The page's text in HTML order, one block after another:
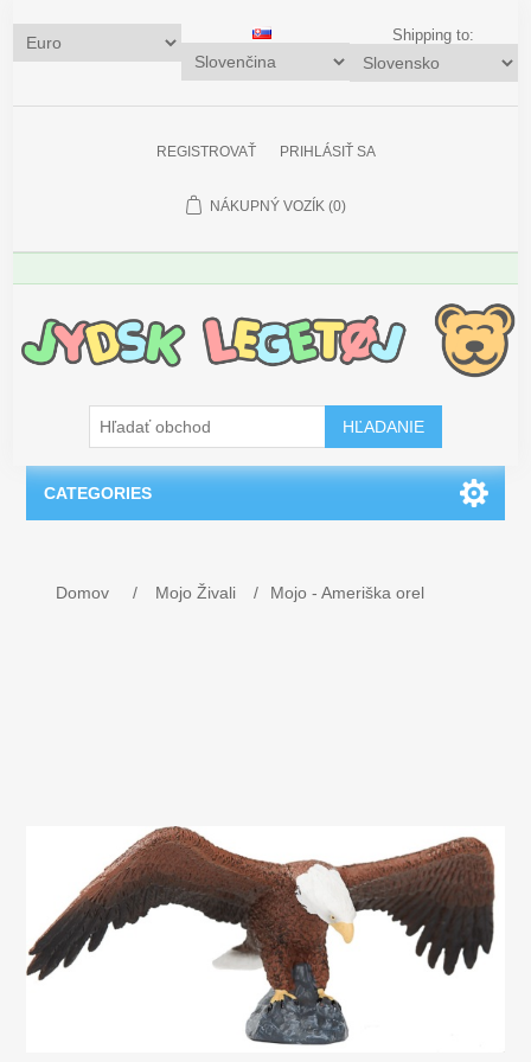
Shipping to:
REGISTROVAŤ PRIHLÁSIŤ SA
NÁKUPNÝ VOZÍK (0)
HĽADANIE
CATEGORIES
Orodja iz lesa
Darilo ob krstu - Darilo ob rojstvu
Domov / Mojo Živali / Mojo - Ameriška orel